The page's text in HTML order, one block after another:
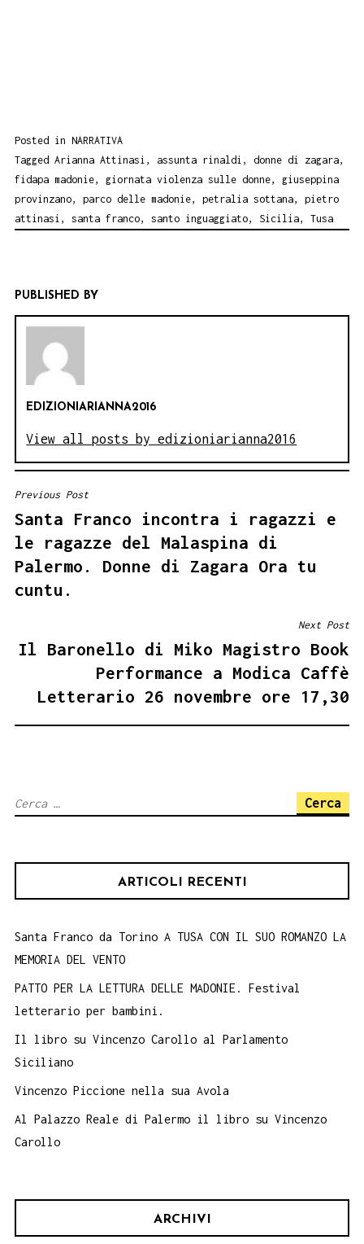
Posted in NARRATIVA
Tagged Arianna Attinasi , assunta rinaldi , donne di zagara,
fidapa madonie, giornata violenza sulle donne, giuseppina
provinzano, parco delle madonie, petralia sottana, pietro
attinasi , santa franco, santo inguaggiato, Sicilia, Tusa
PUBLISHED BY
EDIZIONIARIANNA2016
View all posts by edizioniarianna2016
NAVIGAZIONE
ARTICOLI
Previous Post
Santa Franco incontra i ragazzi e
le ragazze del Malaspina di
Palermo. Donne di Zagara Ora tu
cuntu.
Next Post
Il Baronello di Miko Magistro Book
Performance a Modica Caffè
Letterario 26 novembre ore 17,30
Ricerca
ARTICOLI RECENTI
Santa Franco da Torino A TUSA CON IL SUO ROMANZO LA
MEMORIA DEL VENTO
PATTO PER LA LETTURA DELLE MADONIE. Festival
letterario per bambini.
Il libro su Vincenzo Carollo al Parlamento
Siciliano
Vincenzo Piccione nella sua Avola
Al Palazzo Reale di Palermo il libro su Vincenzo
Carollo
ARCHIVI